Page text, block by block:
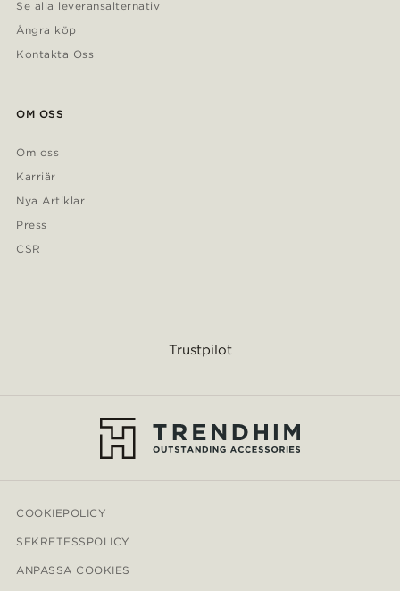
Se alla leveransalternativ
Ångra köp
Kontakta Oss
OM OSS
Om oss
Karriär
Nya Artiklar
Press
CSR
Trustpilot
COOKIEPOLICY
SEKRETESSPOLICY
ANPASSA COOKIES